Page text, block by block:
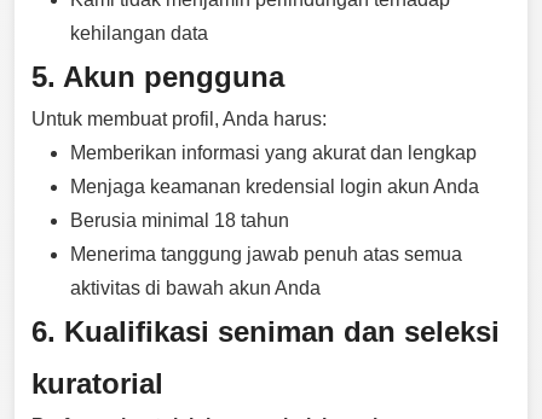
kehilangan data
5. Akun pengguna
Untuk membuat profil, Anda harus:
Memberikan informasi yang akurat dan lengkap
Menjaga keamanan kredensial login akun Anda
Berusia minimal 18 tahun
Menerima tanggung jawab penuh atas semua
aktivitas di bawah akun Anda
6. Kualifikasi seniman dan seleksi
kuratorial